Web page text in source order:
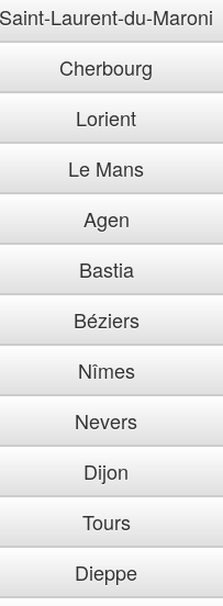
Saint-Laurent-du-Maroni
Cherbourg
Lorient
Le Mans
Agen
Bastia
Béziers
Nîmes
Nevers
Dijon
Tours
Dieppe